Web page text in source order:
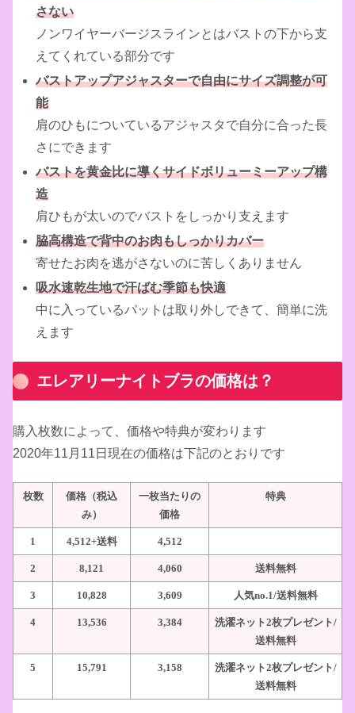
さない
ノンワイヤーバージスラインとはバストの下から支
えてくれている部分です
バストアップアジャスターで自由にサイズ調整が可
能
肩のひもについているアジャスタで自分に合った長
さにできます
バストを黄金比に導くサイドボリューミーアップ構
造
肩ひもが太いのでバストをしっかり支えます
脇高構造で背中のお肉もしっかりカバー
寄せたお肉を逃がさないのに苦しくありません
吸水速乾生地で汗ばむ季節も快適
中に入っているパットは取り外しできて、簡単に洗
えます
エレアリーナイトブラの価格は？
購入枚数によって、価格や特典が変わります
2020年11月11日現在の価格は下記のとおりです
枚数
価格（税込
み）
一枚当たりの
価格
特典
1 4,512+送料 4,512
2 8,121 4,060 送料無料
3 10,828 3,609 人気no.1/送料無料
4 13,536 3,384 洗濯ネット2枚プレゼント/
送料無料
5 15,791 3,158 洗濯ネット2枚プレゼント/
送料無料